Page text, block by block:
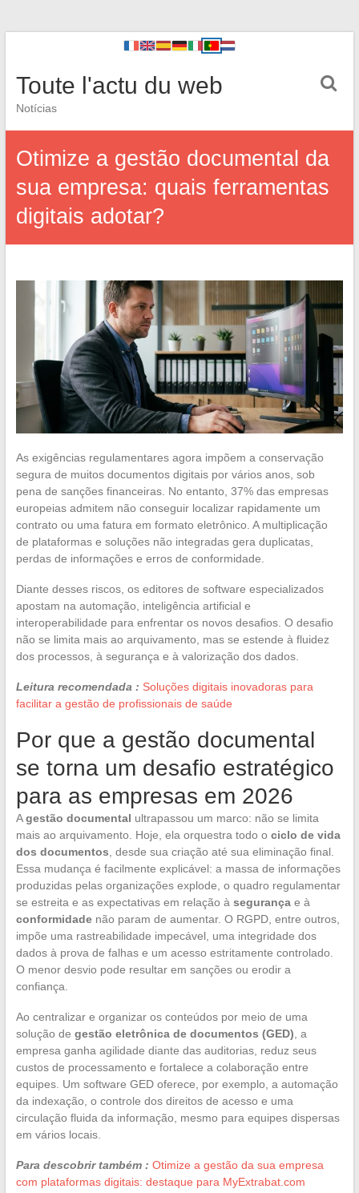
Toute l'actu du web
Notícias
Otimize a gestão documental da
sua empresa: quais ferramentas
digitais adotar?
As exigências regulamentares agora impõem a conservação
segura de muitos documentos digitais por vários anos, sob
pena de sanções financeiras. No entanto, 37% das empresas
europeias admitem não conseguir localizar rapidamente um
contrato ou uma fatura em formato eletrônico. A multiplicação
de plataformas e soluções não integradas gera duplicatas,
perdas de informações e erros de conformidade.
Diante desses riscos, os editores de software especializados
apostam na automação, inteligência artificial e
interoperabilidade para enfrentar os novos desafios. O desafio
não se limita mais ao arquivamento, mas se estende à fluidez
dos processos, à segurança e à valorização dos dados.
Leitura recomendada : Soluções digitais inovadoras para
facilitar a gestão de profissionais de saúde
Por que a gestão documental
se torna um desafio estratégico
para as empresas em 2026
Agestão documental ultrapassou um marco: não se limita
mais ao arquivamento. Hoje, ela orquestra todo o ciclo de vida
dos documentos , desde sua criação até sua eliminação final.
Essa mudança é facilmente explicável: a massa de informações
produzidas pelas organizações explode, o quadro regulamentar
se estreita e as expectativas em relação à segurançae à
conformidadenão param de aumentar. O RGPD, entre outros,
impõe uma rastreabilidade impecável, uma integridade dos
dados à prova de falhas e um acesso estritamente controlado.
O menor desvio pode resultar em sanções ou erodir a
confiança.
Ao centralizar e organizar os conteúdos por meio de uma
solução de gestão eletrônica de documentos (GED) , a
empresa ganha agilidade diante das auditorias, reduz seus
custos de processamento e fortalece a colaboração entre
equipes. Um software GED oferece, por exemplo, a automação
da indexação, o controle dos direitos de acesso e uma
circulação fluida da informação, mesmo para equipes dispersas
em vários locais.
Para descobrir também : Otimize a gestão da sua empresa
com plataformas digitais: destaque para MyExtrabat.com